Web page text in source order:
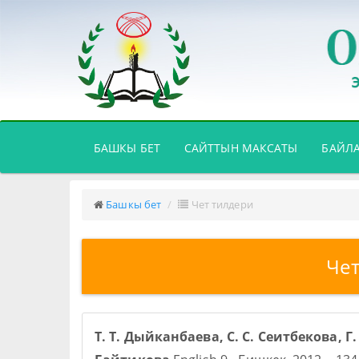
БАШКЫ БЕТ(CURRENT)
САЙТТЫН МАКСАТЫ
Башкы бет Чет тилдери
Т. Т. Дыйканбаева, С. С. Сеитбекова, Г.